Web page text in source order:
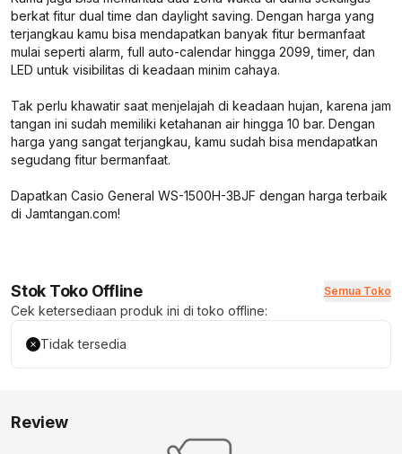
berkat fitur dual time dan daylight saving. Dengan harga yang
terjangkau kamu bisa mendapatkan banyak fitur bermanfaat
mulai seperti alarm, full auto-calendar hingga 2099, timer, dan
LED untuk visibilitas di keadaan minim cahaya.
Tak perlu khawatir saat menjelajah di keadaan hujan, karena jam
tangan ini sudah memiliki ketahanan air hingga 10 bar. Dengan
harga yang sangat terjangkau, kamu sudah bisa mendapatkan
segudang fitur bermanfaat.
Dapatkan Casio General WS-1500H-3BJF dengan harga terbaik
di Jamtangan.com!
Stok Toko Offline Semua Toko
Cek ketersediaan produk ini di toko offline:
Tidak tersedia
Review